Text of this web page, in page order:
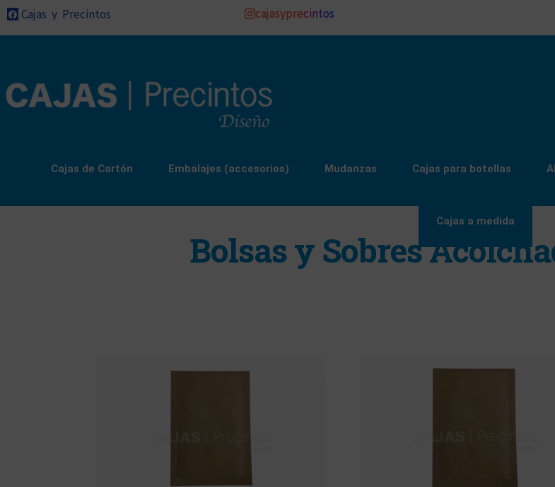
Cajas y Precintos cajasyprecintos
Cajas de Cartón Embalajes (accesorios) Mudanzas Cajas para botellas
Cajas a medida
Bolsas y Sobres